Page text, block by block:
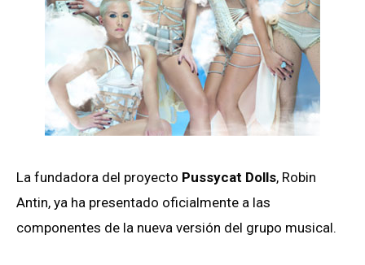
La fundadora del proyecto Pussycat Dolls, Robin
Antin, ya ha presentado oficialmente a las
componentes de la nueva versión del grupo musical.